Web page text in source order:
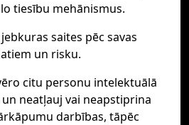
tiesību mehānismus.
saites pēc savas
un risku.
citu personu intelektuālā
neatļauj vai neapstiprina
darbības, tāpēc